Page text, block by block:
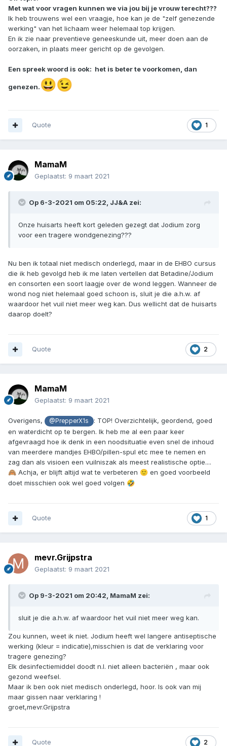
Met wat voor vragen kunnen we via jou bij je vrouw terecht???
Ik heb trouwens wel een vraagje, hoe kan je de "zelf genezende
werking" van het lichaam weer helemaal top krijgen.
En ik zie naar preventieve geneeskunde uit, meer doen aan de
oorzaken, in plaats meer gericht op de gevolgen.
Een spreek woord is ook: het is beter te voorkomen, dan
genezen.😃😉
1
Quote
MamaM
Geplaatst: 9 maart 2021
Op 6-3-2021 om 05:22, JJ&A zei:
Onze huisarts heeft kort geleden gezegt dat Jodium zorg
voor een tragere wondgenezing???
Nu ben ik totaal niet medisch onderlegd, maar in de EHBO cursus
die ik heb gevolgd heb ik me laten vertellen dat Betadine/Jodium
en consorten een soort laagje over de wond leggen. Wanneer de
wond nog niet helemaal goed schoon is, sluit je die a.h.w. af
waardoor het vuil niet meer weg kan. Dus wellicht dat de huisarts
daarop doelt?
2
Quote
MamaM
Geplaatst: 9 maart 2021
Overigens, @PrepperX1s
: TOP! Overzichtelijk, geordend, goed
en waterdicht op te bergen. Ik heb me al een paar keer
afgevraagd hoe ik denk in een noodsituatie even snel de inhoud
van meerdere mandjes EHBO/pillen-spul etc mee te nemen en
zag dan als visioen een vuilniszak als meest realistische optie....
🙈 Achja, er blijft altijd wat te verbeteren 🙂 en goed voorbeeld
doet misschien ook wel goed volgen 🤣
1
Quote
mevr.Grijpstra
Geplaatst: 9 maart 2021
Op 9-3-2021 om 20:42, MamaM zei:
sluit je die a.h.w. af waardoor het vuil niet meer weg kan.
Zou kunnen, weet ik niet. Jodium heeft wel langere antiseptische
werking (kleur = indicatie),misschien is dat de verklaring voor
tragere genezing?
Elk desinfectiemiddel doodt n.l. niet alleen bacteriën , maar ook
gezond weefsel.
Maar ik ben ook niet medisch onderlegd, hoor. Is ook van mij
maar gissen naar verklaring !
groet,mevr.Grijpstra
2
Quote